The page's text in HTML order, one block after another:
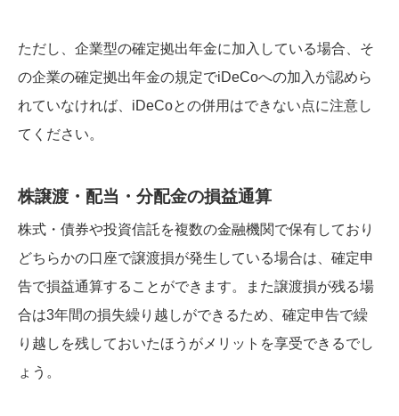
ただし、企業型の確定拠出年金に加入している場合、そ
の企業の確定拠出年金の規定でiDeCoへの加入が認めら
れていなければ、iDeCoとの併用はできない点に注意し
てください。
株譲渡・配当・分配金の損益通算
株式・債券や投資信託を複数の金融機関で保有しており
どちらかの口座で譲渡損が発生している場合は、確定申
告で損益通算することができます。また譲渡損が残る場
合は3年間の損失繰り越しができるため、確定申告で繰
り越しを残しておいたほうがメリットを享受できるでし
ょう。